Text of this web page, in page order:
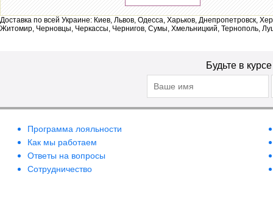
Доставка по всей Украине: Киев, Львов, Одесса, Харьков, Днепропетровск,
Житомир, Черновцы, Черкассы, Чернигов, Сумы, Хмельницкий, Тернополь,
Будьте в
Программа лояльности
Как мы работаем
Ответы на вопросы
Сотрудничество